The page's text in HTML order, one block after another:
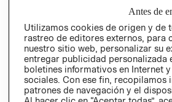
POLÍTICA
EMPRESARIAL
Antes de
Utilizamos cookies de origen y de
rastreo de editores externos,
nuestro sitio web, personalizar su
entregar publicidad personalizada
boletines informativos en Internet
sociales. Con ese fin, recopilamos
patrones de navegación y el